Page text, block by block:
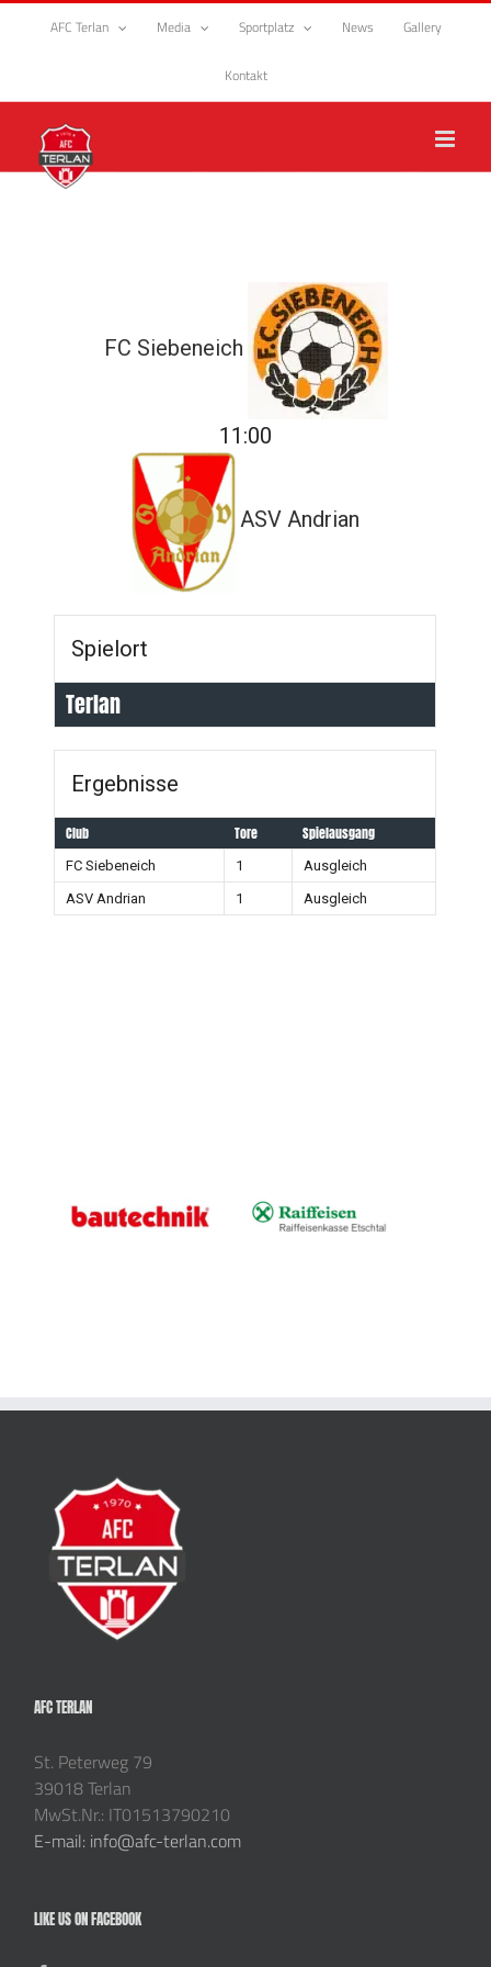
Zum
AFC Terlan Media Sportplatz News Gallery
Kontakt
FC Siebeneich
11:00
ASV Andrian
Spielort
Terlan
Ergebnisse
Club Tore Spielausgang
FC Siebeneich 1
Ausgleich
ASV Andrian
1 Ausgleich
AFC TERLAN
St. Peterweg 79
39018 Terlan
MwSt.Nr.: IT01513790210
E-mail: info@afc-terlan.com
LIKE US ON FACEBOOK